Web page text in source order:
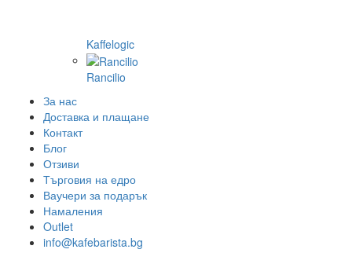
Kaffelogic
Rancilio
За нас
Доставка и плащане
Контакт
Блог
Отзиви
Търговия на едро
Ваучери за подарък
Намаления
Outlet
info@kafebarista.bg